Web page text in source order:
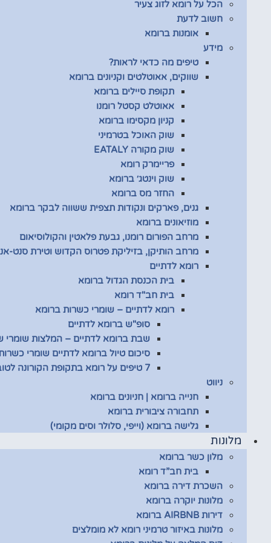
הכל על רומא לזוג צעיר
חשוב לדעת
אומנות ברומא
מידע
טיפים מה כדאי לראות?
שווקים, אאוטלטים וקניונים ברומא
תקופת סיילים ברומא
אאוטלט קסטל רומנו
קניון מקסימו ברומא
שוק האוכל בטרמיני
שוק מקורה EATALY
פריימרק רומא
שוק וינטג׳ ברומא
החזר מס ברומא
גנים, פארקים ונקודות תצפית ששווה לבקר ברומא
מוזיאונים ברומא
מרחב הפורום רומנו, גבעת פלאטין והקולוסיאום
מרחב הותיקן, בזיליקת פטרוס הקדוש וטירת סנט-
רומא לדתיים
בית הכנסת הגדול ברומא
בית חב"ד רומא
רומא לדתיים – שומרי כשרות ברומא
סופ"ש ברומא לדתיים
שבת ברומא לדתיים – המלצות שומרי
סיכום טיול ברומא לדתיים שומרי
7 טיפים על רומא בתקופת הקורונה לטובת שומרי כשרות
ניווט
חנייה ברומא | חניונים ברומא
תחבורה ציבורית ברומא
גלישה ברומא (וייפי, סלולר וסים מקומי)
מלונות
מלון כשר ברומא
בית חב”ד רומא
השכרת דירה ברומא
מלונות יוקרה ברומא
דירות AIRBNB ברומא
מלונות באיזור טרמיני רומא לא מומלצים